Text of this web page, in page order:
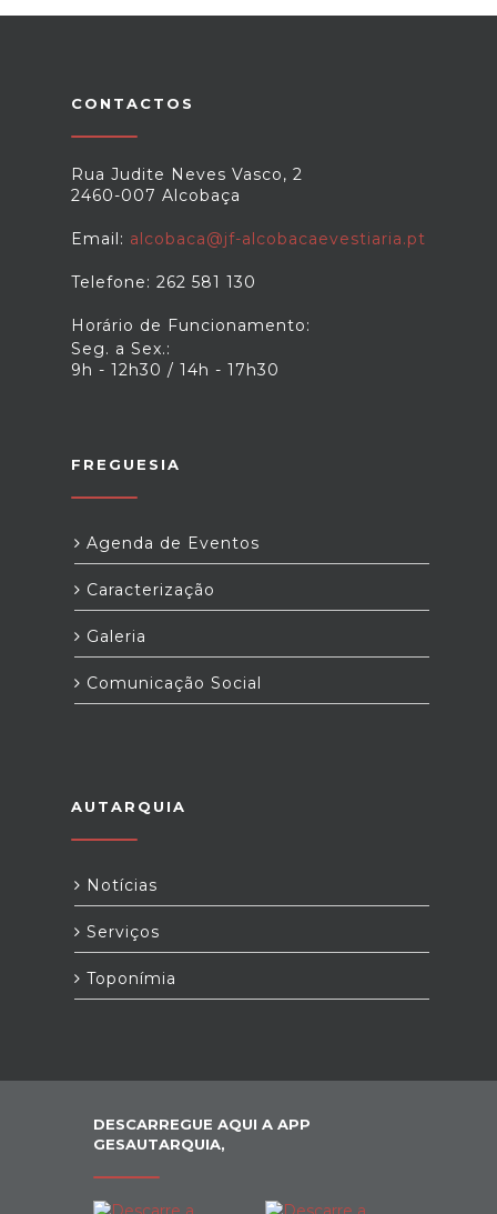
CONTACTOS
Rua Judite Neves Vasco, 2
2460-007 Alcobaça
Email: alcobaca@jf-alcobacaevestiaria.pt
Telefone: 262 581 130
Horário de Funcionamento:
Seg. a Sex.:
9h - 12h30 / 14h - 17h30
FREGUESIA
Agenda de Eventos
Caracterização
Galeria
Comunicação Social
AUTARQUIA
Notícias
Serviços
Toponímia
DESCARREGUE AQUI A APP
GESAUTARQUIA,